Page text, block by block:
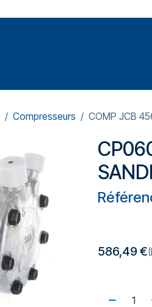
Compresseurs COMP JCB
586,49€